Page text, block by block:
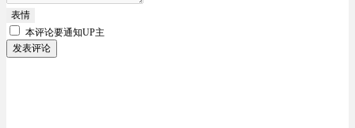
表情
本评论要通知UP主
发表评论